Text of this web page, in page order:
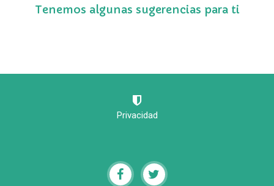
Tenemos algunas sugerencias para ti
Privacidad